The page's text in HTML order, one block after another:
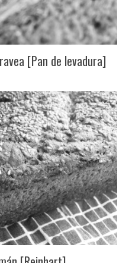
[Pan de levadura]